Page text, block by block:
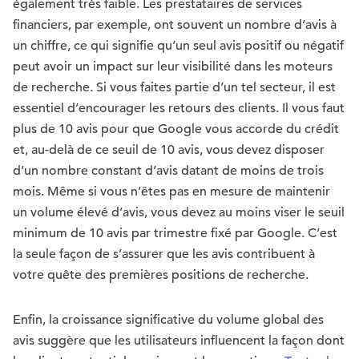
également très faible. Les prestataires de services
financiers, par exemple, ont souvent un nombre d’avis à
un chiffre, ce qui signifie qu’un seul avis positif ou négatif
peut avoir un impact sur leur visibilité dans les moteurs
de recherche. Si vous faites partie d’un tel secteur, il est
essentiel d’encourager les retours des clients. Il vous faut
plus de 10 avis pour que Google vous accorde du crédit
et, au-delà de ce seuil de 10 avis, vous devez disposer
d’un nombre constant d’avis datant de moins de trois
mois. Même si vous n’êtes pas en mesure de maintenir
un volume élevé d’avis, vous devez au moins viser le seuil
minimum de 10 avis par trimestre fixé par Google. C’est
la seule façon de s’assurer que les avis contribuent à
votre quête des premières positions de recherche.
Enfin, la croissance significative du volume global des
avis suggère que les utilisateurs influencent la façon dont